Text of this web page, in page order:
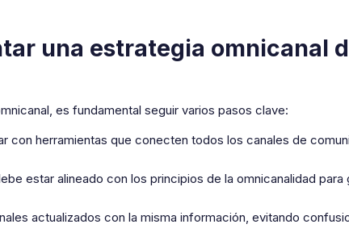
una estrategia omnicanal
es fundamental seguir varios pasos clave:
con herramientas que conecten todos los canales de
estar alineado con los principios de la omnicanalidad para
actualizados con la misma información, evitando